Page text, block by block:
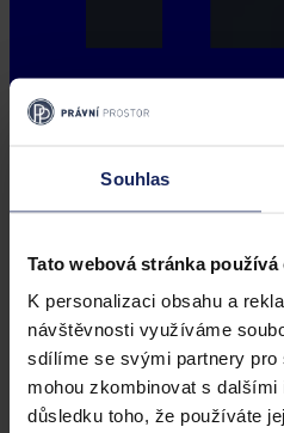
Souhlas
Tato webová stránka používá
K personalizaci obsahu a
návštěvnosti využíváme
sdílíme se svými partnery pro
mohou zkombinovat s
důsledku toho, že používáte